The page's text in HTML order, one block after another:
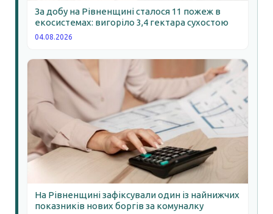
За добу на Рівненщині сталося 11 пожеж в
екосистемах: вигоріло 3,4 гектара сухостою
04.08.2026
На Рівненщині зафіксували один із найнижчих
показників нових боргів за комуналку